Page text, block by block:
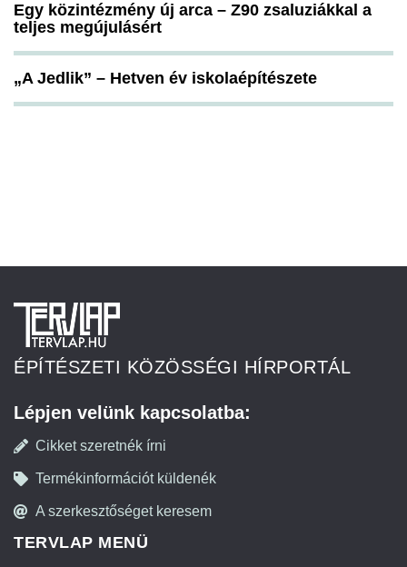
Egy közintézmény új arca – Z90 zsaluziákkal a
teljes megújulásért
„A Jedlik” – Hetven év iskolaépítészete
ÉPÍTÉSZETI KÖZÖSSÉGI HÍRPORTÁL
Lépjen velünk kapcsolatba:
Cikket szeretnék írni
Termékinformációt küldenék
A szerkesztőséget keresem
TERVLAP MENÜ